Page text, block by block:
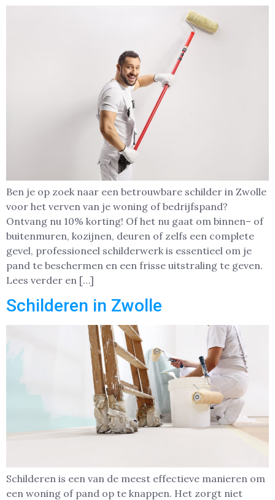
Ben je op zoek naar een betrouwbare schilder in Zwolle
voor het verven van je woning of bedrijfspand?
Ontvang nu 10% korting! Of het nu gaat om binnen– of
buitenmuren, kozijnen, deuren of zelfs een complete
gevel, professioneel schilderwerk is essentieel om je
pand te beschermen en een frisse uitstraling te geven.
Lees verder en […]
Schilderen in Zwolle
Schilderen is een van de meest effectieve manieren om
een woning of pand op te knappen. Het zorgt niet